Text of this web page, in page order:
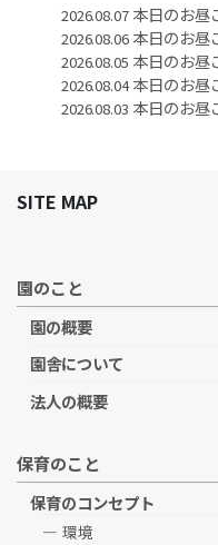
2026.08.07本日のお昼
2026.08.06本日のお昼
2026.08.05 本日のお昼
2026.08.04本日のお昼
2026.08.03 本日のお昼
SITE MAP
園のこと
園の概要
園舎について
法人の概要
保育のこと
保育のコンセプト
環境